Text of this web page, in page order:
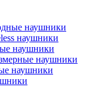
наушники
наушники
наушники
наушники
наушники